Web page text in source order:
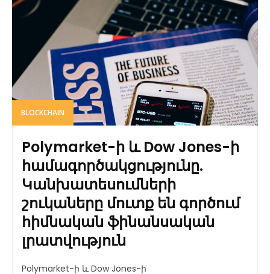
BLOCKCHAIN
Polymarket-ի և Dow Jones-ի
համագործակցությունը.
Կանխատեսումների
շուկաները մուտք են գործում
հիմնական ֆինանսական
լրատվություն
Polymarket-ի և Dow Jones-ի